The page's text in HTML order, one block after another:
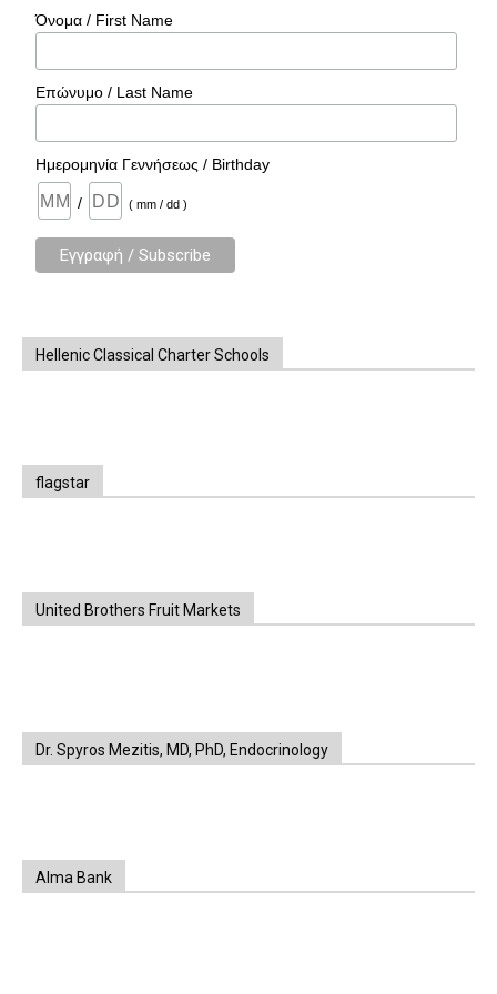
Όνομα / First Name
Επώνυμο / Last Name
Ημερομηνία Γεννήσεως / Birthday
/ ( mm / dd )
Hellenic Classical Charter Schools
flagstar
United Brothers Fruit Markets
Dr. Spyros Mezitis, MD, PhD, Endocrinology
Alma Bank